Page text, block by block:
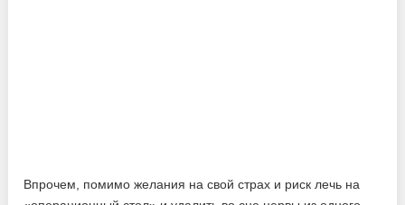
Впрочем, помимо желания на свой страх и риск лечь на